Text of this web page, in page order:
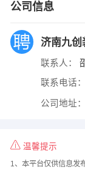
公司信息
济南九创
联系人：
联系电话：
公司地址：
温馨提示
1、本平台仅供信息发